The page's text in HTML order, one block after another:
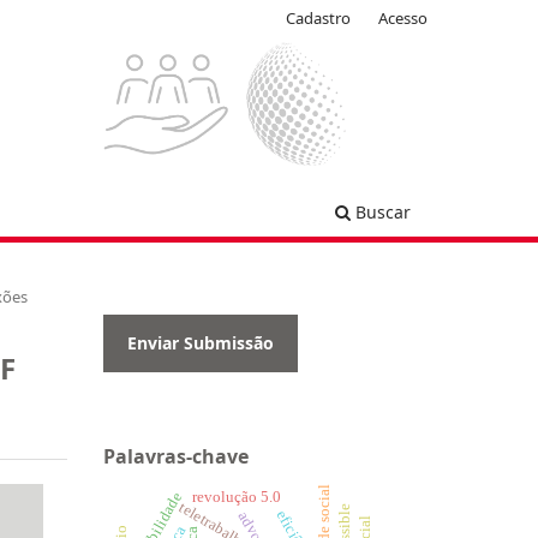
Buscar
Cadastro Acesso
Enviar Submissão
Palavras-chave
teletrabalho
revolução 5.0